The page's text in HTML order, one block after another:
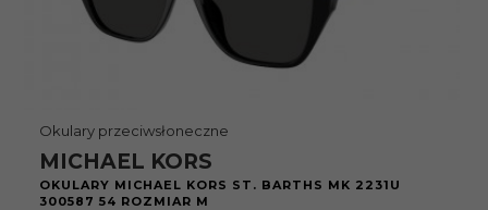
Okulary przeciwsłoneczne
MICHAEL KORS
OKULARY MICHAEL KORS ST. BARTHS MK 2231U
300587 54 ROZMIAR M